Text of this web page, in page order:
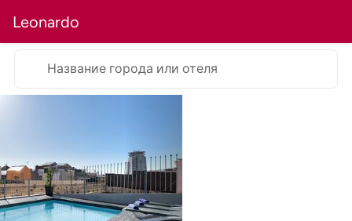
Leonardo
Название города или отеля